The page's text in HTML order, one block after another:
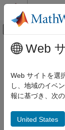
コンテンツへスキッ
オフキ
ドキュメンテーショ
LTE Toolbox
Signal Reception and
カテゴリ
Synchronization
メインコンテ
Zero-forcing
Use
Functions
Web
Web サイトを選
し、地域のイベ
報に基づき、次
United States